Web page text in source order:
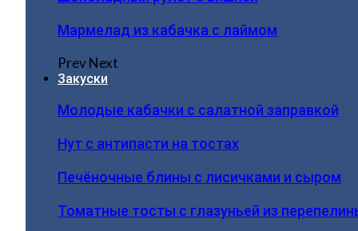
Мармелад из кабачка с лаймом
PrevNext
Закуски
Молодые кабачки с салатной заправкой
Нут с антипасти на тостах
Печёночные блины с лисичками и сыром
Томатные тосты с глазуньей из